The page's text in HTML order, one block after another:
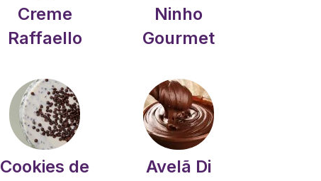
Creme
Raffaello
Ninho
Gourmet
Cookies de
Avelã Di